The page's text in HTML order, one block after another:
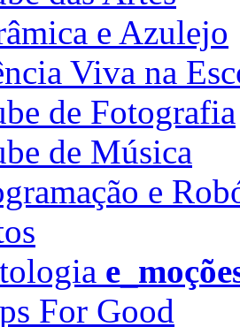
e Azulejo
Viva na
de Fotografia
de Música
e
For Good